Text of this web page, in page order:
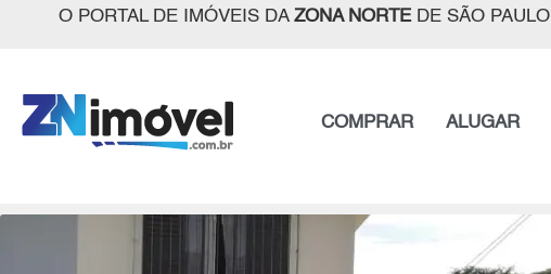
O PORTAL DE IMÓVEIS DA ZONA NORTEDE SÃO PAULO
COMPRAR ALUGAR